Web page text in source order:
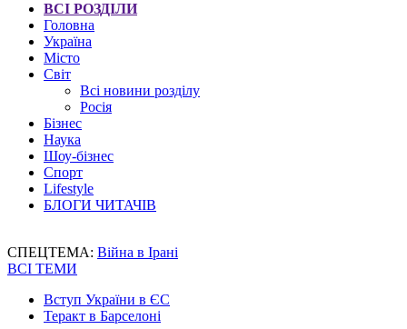
ВСІ РОЗДІЛИ
Головна
Україна
Місто
Світ
Всі новини розділу
Росія
Бізнес
Наука
Шоу-бізнес
Спорт
Lifestyle
БЛОГИ ЧИТАЧІВ
СПЕЦТЕМА: Війна в Ірані
ВСІ ТЕМИ
Вступ України в ЄС
Теракт в Барселоні